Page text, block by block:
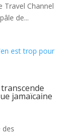
Travel Channel
de...
transcende
jamaïcaine
des